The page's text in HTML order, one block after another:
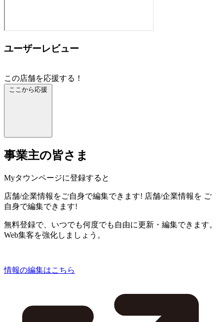
ユーザーレビュー
この店舗を応援する！
ここから応援
事業主の皆さま
Myタウンページに登録すると
店舗/企業情報をご自身で編集できます! 店舗/企業情報を ご
自身で編集できます!
無料登録で、いつでも何度でも自由に更新・編集できます。
Web集客を強化しましょう。
情報の編集はこちら